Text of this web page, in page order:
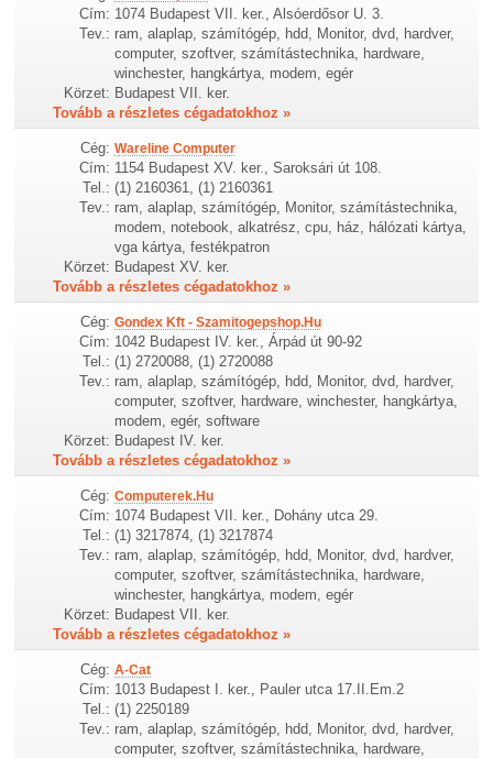
Cím: 1074 Budapest VII. ker., Alsóerdősor U. 3.
Tev.: ram, alaplap, számítógép, hdd, Monitor, dvd, hardver,
computer, szoftver, számítástechnika, hardware,
winchester, hangkártya, modem, egér
Körzet: Budapest VII. ker.
Tovább a részletes cégadatokhoz »
Cég: Wareline Computer
Cím: 1154 Budapest XV. ker., Saroksári út 108.
Tel.: (1) 2160361, (1) 2160361
Tev.: ram, alaplap, számítógép, Monitor, számítástechnika,
modem, notebook, alkatrész, cpu, ház, hálózati kártya,
vga kártya, festékpatron
Körzet: Budapest XV. ker.
Tovább a részletes cégadatokhoz »
Cég: Gondex Kft - Szamitogepshop.Hu
Cím: 1042 Budapest IV. ker., Árpád út 90-92
Tel.: (1) 2720088, (1) 2720088
Tev.: ram, alaplap, számítógép, hdd, Monitor, dvd, hardver,
computer, szoftver, hardware, winchester, hangkártya,
modem, egér, software
Körzet: Budapest IV. ker.
Tovább a részletes cégadatokhoz »
Cég: Computerek.Hu
Cím: 1074 Budapest VII. ker., Dohány utca 29.
Tel.: (1) 3217874, (1) 3217874
Tev.: ram, alaplap, számítógép, hdd, Monitor, dvd, hardver,
computer, szoftver, számítástechnika, hardware,
winchester, hangkártya, modem, egér
Körzet: Budapest VII. ker.
Tovább a részletes cégadatokhoz »
Cég: A-Cat
Cím: 1013 Budapest I. ker., Pauler utca 17.II.Em.2
Tel.: (1) 2250189
Tev.: ram, alaplap, számítógép, hdd, Monitor, dvd, hardver,
computer, szoftver, számítástechnika, hardware,